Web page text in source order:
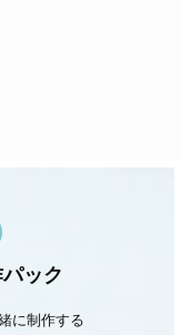
ック
に制作する